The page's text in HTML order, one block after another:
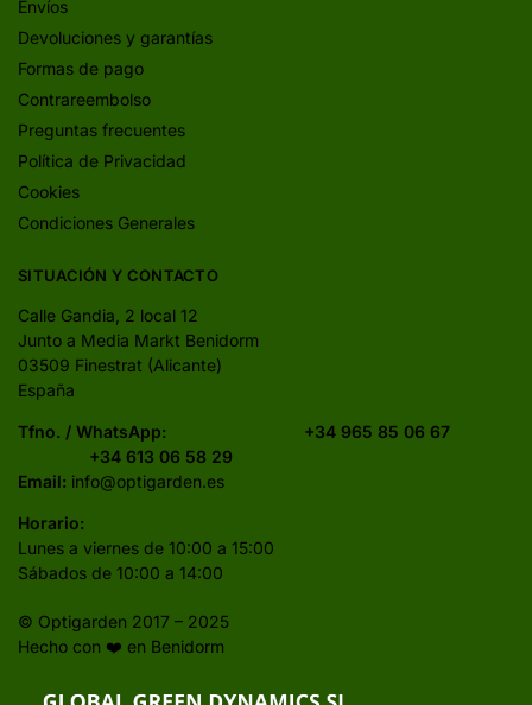
Envíos
Devoluciones y garantías
Formas de pago
Contrareembolso
Preguntas frecuentes
Política de Privacidad
Cookies
Condiciones Generales
SITUACIÓN Y CONTACTO
Calle Gandia, 2 local 12
Junto a Media Markt Benidorm
03509 Finestrat (Alicante)
España
Tfno. / WhatsApp: +34 965 85 06 67
+34 613 06 58 29
Email: info@optigarden.es
Horario:
Lunes a viernes de 10:00 a 15:00
Sábados de 10:00 a 14:00
© Optigarden 2017 – 2025
Hecho con ❤️ en Benidorm